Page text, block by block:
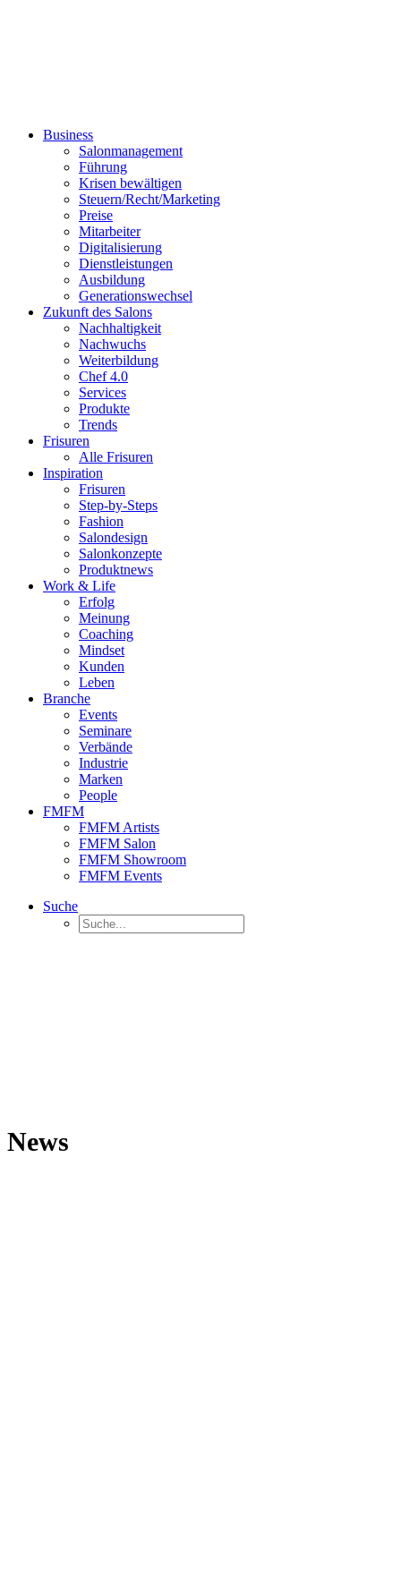
Business
Salonmanagement
Führung
Krisen bewältigen
Steuern/Recht/Marketing
Preise
Mitarbeiter
Digitalisierung
Dienstleistungen
Ausbildung
Generationswechsel
Zukunft des Salons
Nachhaltigkeit
Nachwuchs
Weiterbildung
Chef 4.0
Services
Produkte
Trends
Frisuren
Alle Frisuren
Inspiration
Frisuren
Step-by-Steps
Fashion
Salondesign
Salonkonzepte
Produktnews
Work & Life
Erfolg
Meinung
Coaching
Mindset
Kunden
Leben
Branche
Events
Seminare
Verbände
Industrie
Marken
People
FMFM
FMFM Artists
FMFM Salon
FMFM Showroom
FMFM Events
Suche
News